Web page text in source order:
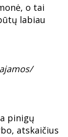
o tai
labiau
pinigų
atskaičius